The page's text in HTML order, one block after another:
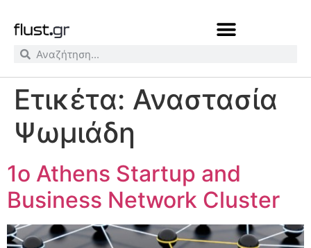
Ετικέτα: Αναστασία
Ψωμιάδη
1ο Athens Startup and
Business Network Cluster